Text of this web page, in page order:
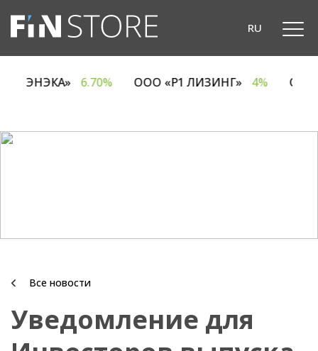
RU
«ЭНЭКА» 6.70% ООО «Р1 ЛИЗИНГ» 4%
Все новости
Уведомление для